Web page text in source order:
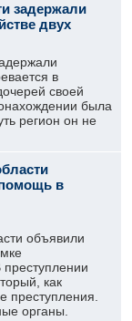
задержали
двух
в
своей
была
регион он не
помощь в
объявили
преступлении
как
преступления.
органы.